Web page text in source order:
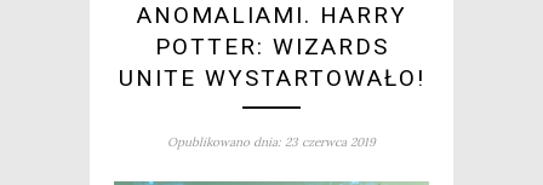
ANOMALIAMI. HARRY
POTTER: WIZARDS
UNITE WYSTARTOWAŁO!
Opublikowano dnia: 23 czerwca 2019